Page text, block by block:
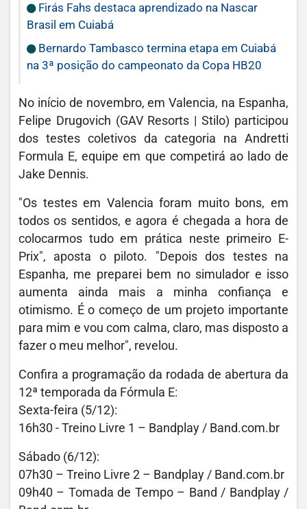
Firás Fahs destaca aprendizado na Nascar
Brasil em Cuiabá
Bernardo Tambasco termina etapa em Cuiabá
na 3ª posição do campeonato da Copa HB20
No início de novembro, em Valencia, na Espanha,
Felipe Drugovich (GAV Resorts | Stilo) participou
dos testes coletivos da categoria na Andretti
Formula E, equipe em que competirá ao lado de
Jake Dennis.
"Os testes em Valencia foram muito bons, em
todos os sentidos, e agora é chegada a hora de
colocarmos tudo em prática neste primeiro E-
Prix", aposta o piloto. "Depois dos testes na
Espanha, me preparei bem no simulador e isso
aumenta ainda mais a minha confiança e
otimismo. É o começo de um projeto importante
para mim e vou com calma, claro, mas disposto a
fazer o meu melhor", revelou.
Confira a programação da rodada de abertura da
12ª temporada da Fórmula E:
Sexta-feira (5/12):
16h30 - Treino Livre 1 – Bandplay / Band.com.br
Sábado (6/12):
07h30 – Treino Livre 2 – Bandplay / Band.com.br
09h40 – Tomada de Tempo – Band / Bandplay /